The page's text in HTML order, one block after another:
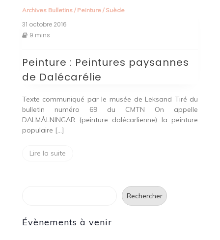
Archives Bulletins/ Peinture/ Suède
31 octobre 2016
9 mins
Peinture : Peintures paysannes
de Dalécarélie
Texte communiqué par le musée de Leksand Tiré du
bulletin numéro 69 du CMTN On appelle
DALMÅLNINGAR (peinture dalécarlienne) la peinture
populaire […]
Lire la suite
Rechercher
Évènements à venir